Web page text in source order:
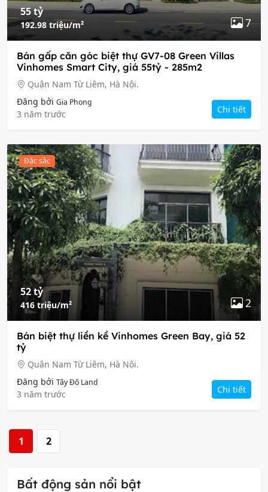
55 tỷ
192.98 triệu/m² 7
Bán gấp căn góc biệt thự GV7-08 Green Villas
Vinhomes Smart City, giá 55tỷ - 285m2
Quận Nam Từ Liêm, Hà Nội.
Đăng bởi Gia Phong
3 năm trước Chi tiết
Đặc sắc
52 tỷ
416 triệu/m² 2
Bán biệt thự liền kề Vinhomes Green Bay, giá 52
tỷ
Quận Nam Từ Liêm, Hà Nội.
Đăng bởi Tây Đô Land
3 năm trước Chi tiết
1 2
Bất động sản nổi bật